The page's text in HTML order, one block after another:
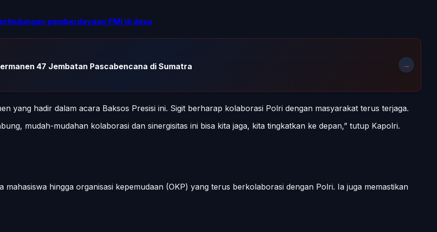
pemberdayaan PMI di desa
47 Jembatan Pascabencana di Sumatra →
yang hadir dalam acara Baksos Presisi ini. Sigit berharap kolaborasi Polri dengan masyarakat terus terjaga.
mudah-mudahan kolaborasi dan sinergisitas ini bisa kita jaga, kita tingkatkan ke depan,” tutup Kapolri.
hingga organisasi kepemudaan (OKP) yang terus berkolaborasi dengan Polri. Ia juga memastikan